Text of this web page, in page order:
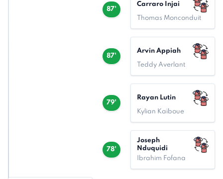
87'
Carraro Injai
Thomas Monconduit
87'
Arvin Appiah
Teddy Averlant
79'
Rayan Lutin
Kylian Kaïboue
78'
Joseph
Nduquidi
Ibrahim Fofana